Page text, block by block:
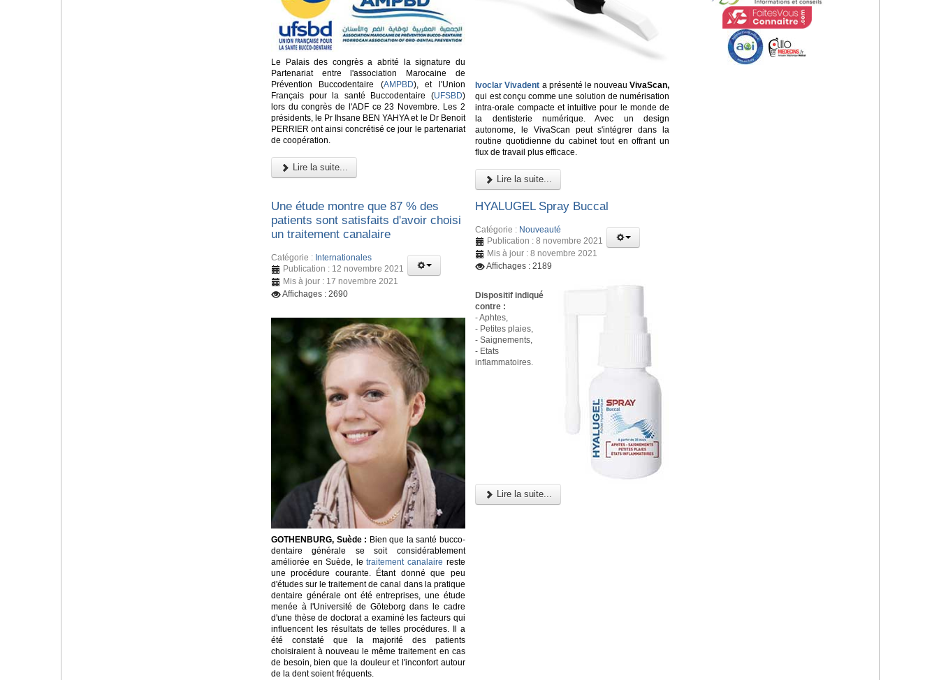
Le Palais des congrès a abrité la signature du
Partenariat entre l'association Marocaine de
Prévention Buccodentaire (AMPBD), et l'Union
Français pour la santé Buccodentaire (UFSBD)
lors du congrès de l'ADF ce 23 Novembre. Les 2
présidents, le Pr Ihsane BEN YAHYA et le Dr Benoit
PERRIER ont ainsi concrétisé ce jour le partenariat
de coopération.
Lire la suite...
Ivoclar Vivadent a présenté le nouveau VivaScan,
qui est conçu comme une solution de numérisation
intra-orale compacte et intuitive pour le monde de
la dentisterie numérique. Avec un design
autonome, le VivaScan peut s'intégrer dans la
routine quotidienne du cabinet tout en offrant un
flux de travail plus efficace.
Lire la suite...
Une étude montre que 87 % des
patients sont satisfaits d'avoir choisi
un traitement canalaire
Catégorie : Internationales
Publication : 12 novembre 2021
Mis à jour : 17 novembre 2021
Affichages : 2690
GOTHENBURG, Suède : Bien que la santé bucco-
dentaire générale se soit considérablement
améliorée en Suède, letraitement canalaire reste
une procédure courante. Étant donné que peu
d'études sur le traitement de canal dans la pratique
dentaire générale ont été entreprises, une étude
menée à l'Université de Göteborg dans le cadre
d'une thèse de doctorat a examiné les facteurs qui
influencent les résultats de telles procédures. Il a
été constaté que la majorité des patients
choisiraient à nouveau le même traitement en cas
de besoin, bien que la douleur et l'inconfort autour
de la dent soient fréquents.
HYALUGEL Spray Buccal
Catégorie : Nouveauté
Publication : 8 novembre 2021
Mis à jour : 8 novembre 2021
Affichages : 2189
Dispositif indiqué
contre :
- Aphtes,
- Petites plaies,
- Saignements,
- Etats
inflammatoires.
Lire la suite...